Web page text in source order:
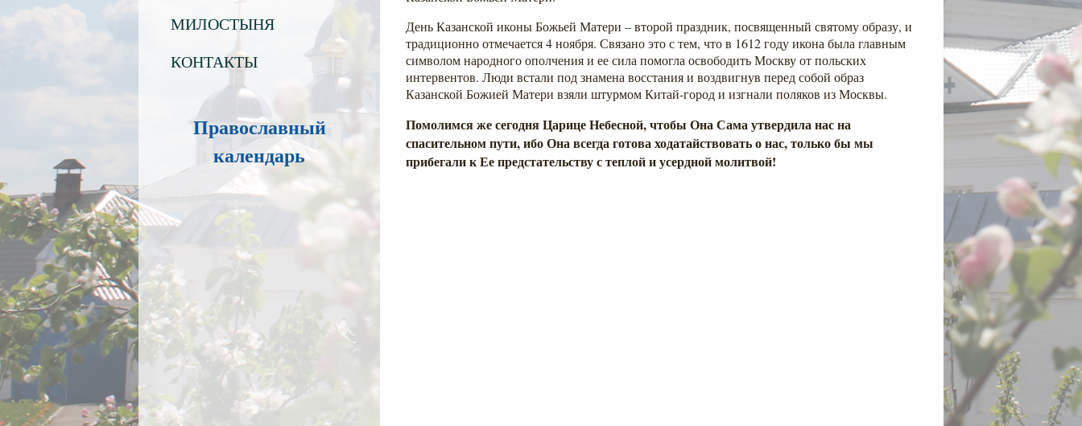
МИЛОСТЫНЯ
КОНТАКТЫ
Православный
календарь
День Казанской иконы Божьей Матери – второй праздник, посвященный святому образу, и
традиционно отмечается 4 ноября. Связано это с тем, что в 1612 году икона была главным
символом народного ополчения и ее сила помогла освободить Москву от польских
интервентов. Люди встали под знамена восстания и воздвигнув перед собой образ
Казанской Божией Матери взяли штурмом Китай-город и изгнали поляков из Москвы.
Помолимся же сегодня Царице Небесной, чтобы Она Сама утвердила нас на
спасительном пути, ибо Она всегда готова ходатайствовать о нас, только бы мы
прибегали к Ее предстательству с теплой и усердной молитвой!